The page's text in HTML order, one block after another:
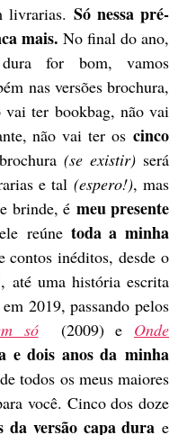
livrarias. Só nessa pré-
mais. No final do ano,
for bom, vamos
nas versões brochura,
ter bookbag, não vai
não vai ter os cinco
(se existir)será
e tal(espero!), mas
brinde, é meu presente
reúne toda a minha
inéditos, desde o
até uma história escrita
2019, passando pelos
só(2009) e Onde
e dois anos da minha
todos os meus maiores
você. Cinco dos doze
da versão capa dura e